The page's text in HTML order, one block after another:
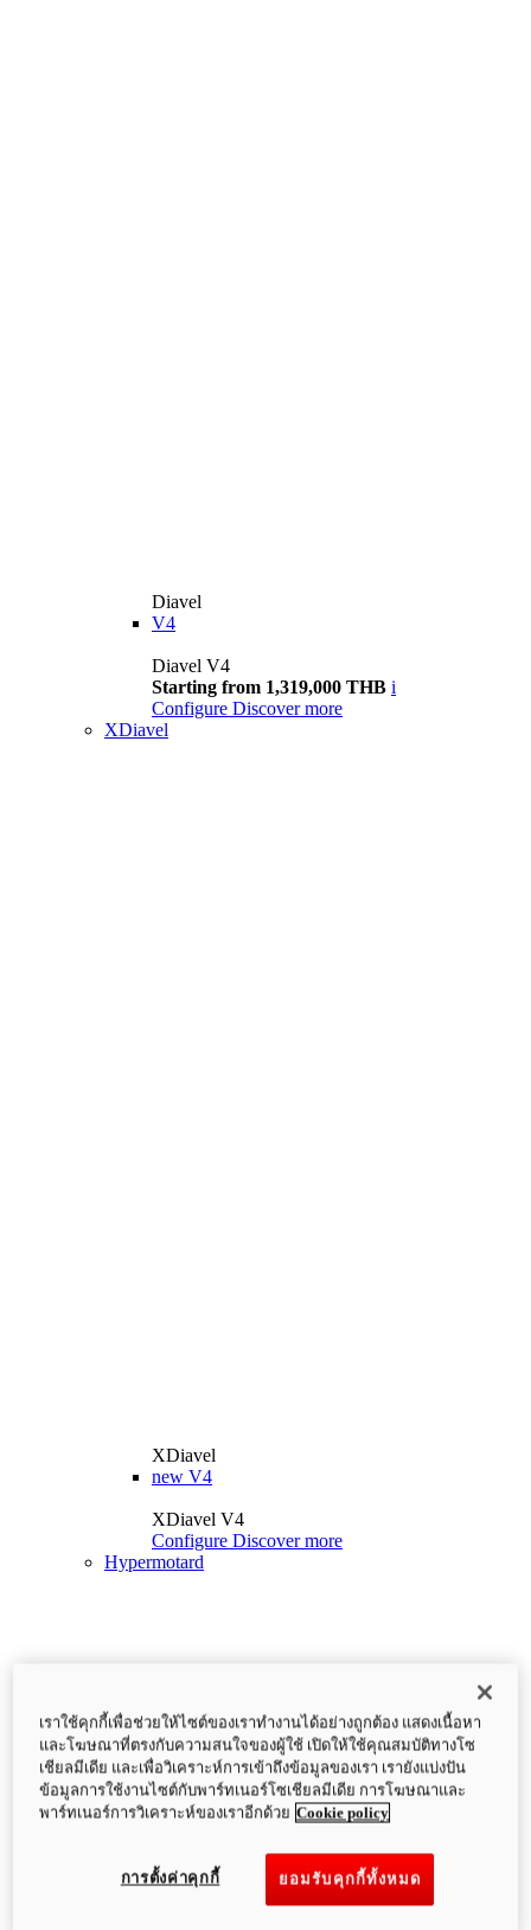
Diavel
V4
Diavel V4
Starting from 1,319,000 THB i
Configure Discover more
XDiavel
XDiavel
new V4
XDiavel V4
Configure Discover more
Hypermotard
เราใช้คุกกี้เพื่อช่วยให้ไซต์ของเราทำงานได้อย่างถูกต้อง แสดงเนื้อหา
และโฆษณาที่ตรงกับความสนใจของผู้ใช้ เปิดให้ใช้คุณสมบัติทางโซ
เชียลมีเดีย และเพื่อวิเคราะห์การเข้าถึงข้อมูลของเรา เรายังแบ่งปัน
ข้อมูลการใช้งานไซต์กับพาร์ทเนอร์โซเชียลมีเดีย การโฆษณาและ
พาร์ทเนอร์การวิเคราะห์ของเราอีกด้วย Cookie policy
ยอมรับคุกกี้ทั้งหมด
การตั้งค่าคุกกี้